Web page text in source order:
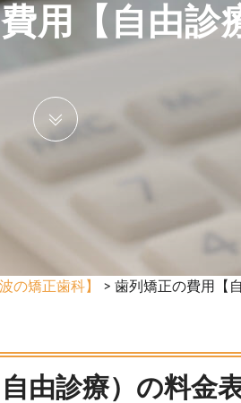
用【自由診
の矯正歯科】 > 歯列矯正の費用【
由診療）の料金